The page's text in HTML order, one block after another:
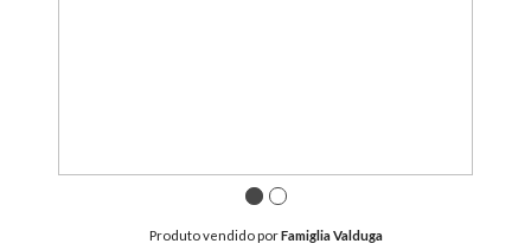
1 2
Produto vendido porFamiglia Valduga